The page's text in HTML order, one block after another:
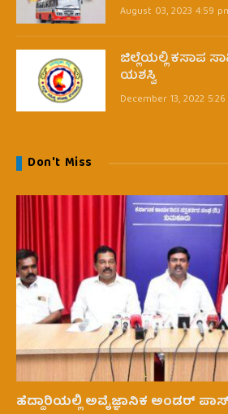
August 03, 2023 4:59
ಜಿಲ್ಲೆಯಲ್ಲಿ ಕಸಾಪ
ಯಶಸ್ವಿ
December 13, 2022
Don't Miss
ಹೆದ್ದಾರಿಯಲ್ಲಿ ಅವೈಜ್ಞಾನಿಕ ಅಂಡರ್